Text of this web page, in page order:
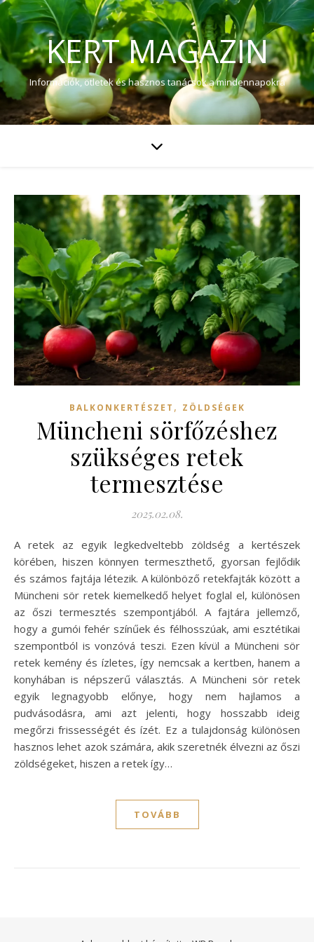
KERT MAGAZIN
Információk, ötletek és hasznos tanácsok a mindennapokra
BALKONKERTÉSZET , ZÖLDSÉGEK
Müncheni sörfőzéshez
szükséges retek
termesztése
2025.02.08.
A retek az egyik legkedveltebb zöldség a kertészek
körében, hiszen könnyen termeszthető, gyorsan fejlődik
és számos fajtája létezik. A különböző retekfajták között a
Müncheni sör retek kiemelkedő helyet foglal el, különösen
az őszi termesztés szempontjából. A fajtára jellemző,
hogy a gumói fehér színűek és félhosszúak, ami esztétikai
szempontból is vonzóvá teszi. Ezen kívül a Müncheni sör
retek kemény és ízletes, így nemcsak a kertben, hanem a
konyhában is népszerű választás. A Müncheni sör retek
egyik legnagyobb előnye, hogy nem hajlamos a
pudvásodásra, ami azt jelenti, hogy hosszabb ideig
megőrzi frissességét és ízét. Ez a tulajdonság különösen
hasznos lehet azok számára, akik szeretnék élvezni az őszi
zöldségeket, hiszen a retek így…
TOVÁBB